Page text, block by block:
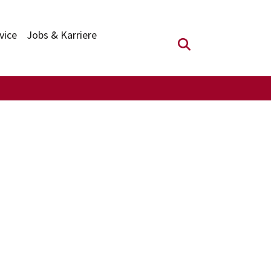
Jobs & Karriere
Suchfeld